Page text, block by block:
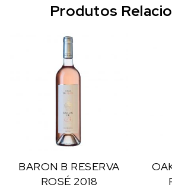
Produtos
BARON B RESERVA
ROSÉ 2018